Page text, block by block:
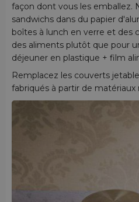
façon dont vous les emballez.
sandwichs dans du papier
boîtes à lunch en verre et des
des aliments plutôt que pour
déjeuner en plastique + film
Remplacez les couverts
fabriqués à partir de matériaux